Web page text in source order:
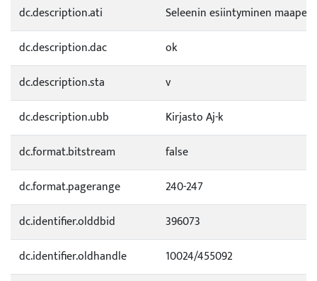
dc.description.ati
Seleenin esiintyminen
dc.description.dac
ok
dc.description.sta
v
dc.description.ubb
Kirjasto Aj-k
dc.format.bitstream
false
dc.format.pagerange
240-247
dc.identifier.olddbid
396073
dc.identifier.oldhandle
10024/455092